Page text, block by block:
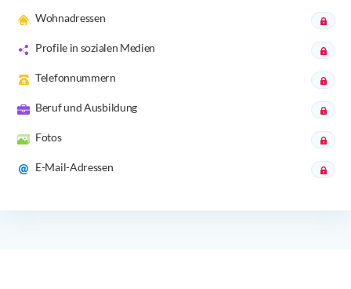
Wohnadressen
Profile in sozialen Medien
Telefonnummern
Beruf und Ausbildung
Fotos
E-Mail-Adressen